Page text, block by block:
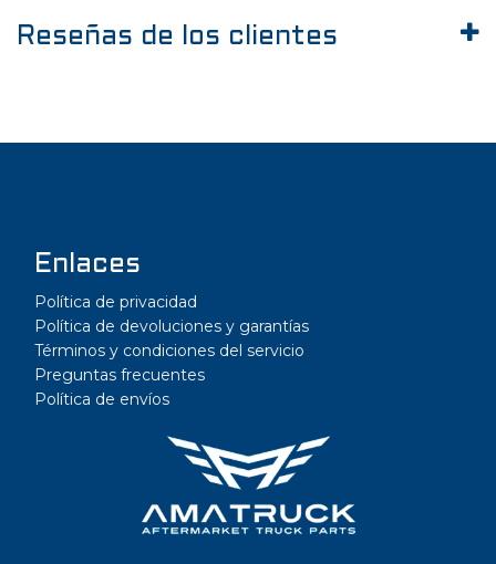
Reseñas de los clientes
Enlaces
Política de privacidad
Política de devoluciones y garantías
Términos y condiciones del servicio
Preguntas frecuentes
Política de envíos